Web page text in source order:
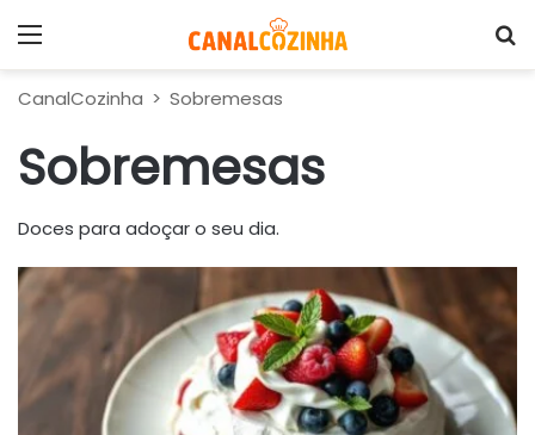
CanalCozinha > Sobremesas
Sobremesas
Doces para adoçar o seu dia.